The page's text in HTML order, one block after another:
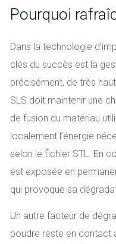
Pourquoi
Dans la technologie
clés du succès est la
précisément, de très
SLS doit maintenir une
de fusion du matériau
localement l’énergie
selon le fichier STL. En
est exposée en
qui provoque sa
Un autre facteur de
poudre reste en contact